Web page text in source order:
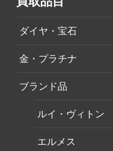
ダイヤ・宝石
金・プラチナ
ブランド品
ルイ・ヴィトン
エルメス